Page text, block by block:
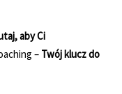
aby Ci
– Twój klucz do